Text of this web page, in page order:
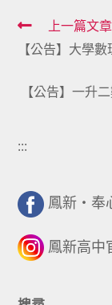
Read
more
articles
上一篇文章
【公告】大學
【公告】一升
:::
鳳新・奉
鳳新高中